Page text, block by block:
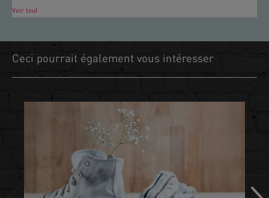
Voir tout
Ceci pourrait également vous intéresser